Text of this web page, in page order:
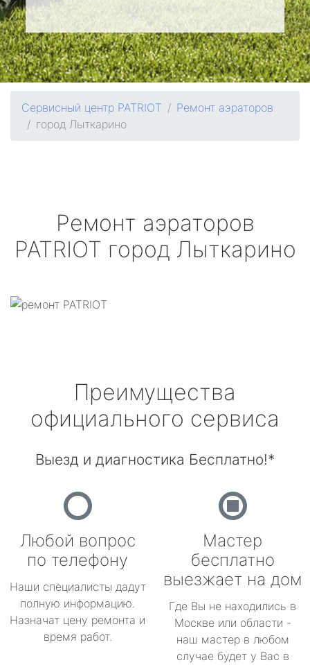
Сервисный центр PATRIOT
Ремонт аэраторов
город Лыткарино
Ремонт аэраторов
PATRIOT город Лыткарино
Преимущества
официального сервиса
Выезд и диагностика Бесплатно!*
Любой вопрос
по телефону
Наши специалисты дадут
полную информацию.
Назначат цену ремонта и
время работ.
Мастер
бесплатно
выезжает на дом
Где Вы не находились в
Москве или области -
наш мастер в любом
случае будет у Вас в